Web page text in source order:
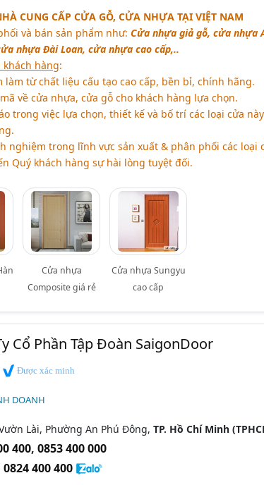
CUNG CẤP CỬA GỖ, CỬA NHỰA TẠI VIỆT NAM
và bán sản phẩm như: Cửa nhựa giả gỗ, cửa nhựa
nhựa Đài Loan, cửa nhựa cao cấp,..
khách hàng:
từ chất liệu cấu tạo cao cấp, bền bỉ, chính hãng.
về cửa nhựa, cửa gỗ cho khách hàng lựa chọn.
trong việc lựa chọn, thiết kế và bố trí các loại cửa
trong lĩnh vực sản xuất & phân phối các loại
Quý khách hàng sự hài lòng tuyệt đối.
Cửa nhựa
Composite giá rẻ
Cửa nhựa Sungyu
cao cấp
Cổ Phần Tập Đoàn SaigonDoor
Được xác minh
DOANH
Lài, Phường An Phú Đông, TP. Hồ Chí Minh
400, 0853 400 000
0824 400 400